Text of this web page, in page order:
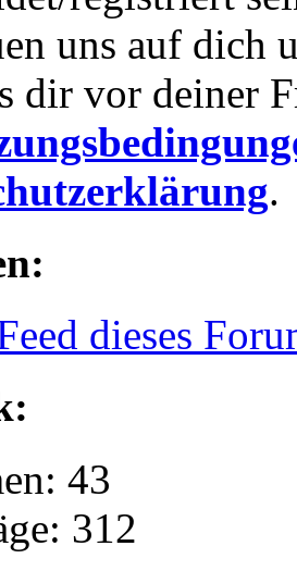
uns auf dich
dir vor deiner
.
dieses
43
312